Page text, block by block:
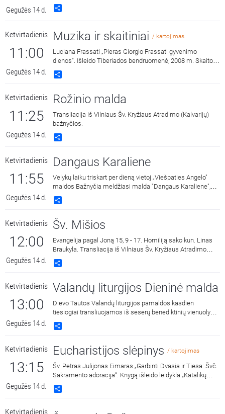
Gegužės 14 d.
Ketvirtadienis
11:00
Gegužės 14 d.
Muzika ir skaitiniai / kartojimas
Luciana Frassati „Pieras Giorgio Frassati gyvenimo
dienos“. Išleido Tiberiados bendruomenė, 2008 m. Skaito
Jonas Lamauskas.
Ketvirtadienis
11:25
Gegužės 14 d.
Rožinio malda
Transliacija iš Vilniaus Šv. Kryžiaus Atradimo (Kalvarijų)
bažnyčios.
Ketvirtadienis
11:55
Gegužės 14 d.
Dangaus Karaliene
Velykų laiku triskart per dieną vietoj „Viešpaties Angelo"
maldos Bažnyčia meldžiasi malda "Dangaus Karaliene",
drauge su Įsikūnijusio Žodžio Gimdytoja džiaugdamasi ir
skelbdama Jo prisikėlimą iš numirusių.
Ketvirtadienis
12:00
Gegužės 14 d.
Šv. Mišios
Evangelija pagal Joną 15, 9 - 17. Homiliją sako kun. Linas
Braukyla. Transliacija iš Vilniaus Šv. Kryžiaus Atradimo
(Kalvarijų) bažnyčios.
Ketvirtadienis
13:00
Gegužės 14 d.
Valandų liturgijos Dieninė malda
Dievo Tautos Valandų liturgijos pamaldos kasdien
tiesiogiai transliuojamos iš seserų benediktinių vienuolyno
Kaune.
Ketvirtadienis
13:15
Gegužės 14 d.
Eucharistijos slėpinys / kartojimas
Šv. Petras Julijonas Eimaras „Garbinti Dvasia ir Tiesa: Švč.
Sakramento adoracija“. Knygą išleido leidykla „Katalikų
pasaulio leidiniai“ 2018 metais. Skaito Vilius Kaminskas.
Ketvirtadienis